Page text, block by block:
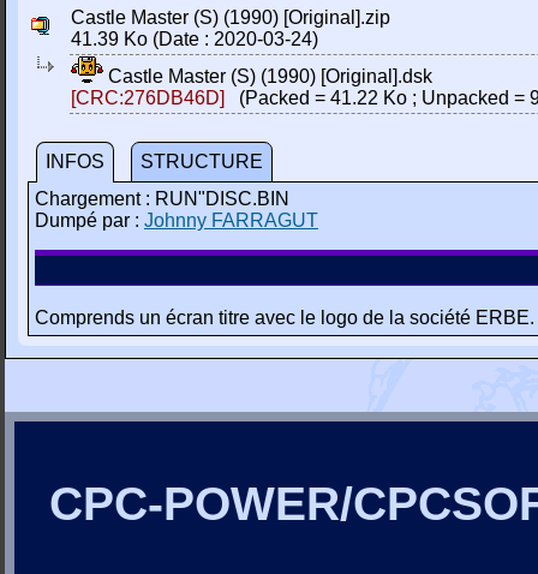
Castle Master (S) (1990) [Original].zip
41.39 Ko (Date : 2020-03-24)
Castle Master (S) (1990) [Original].dsk
[CRC:276DB46D]
(Packed = 41.22 Ko ; Unpacked =
INFOS
STRUCTURE
Chargement : RUN"DISC.BIN
Dumpé par : Johnny FARRAGUT
Comprends un écran titre avec le logo de la société ERBE.
CPC-POWER/